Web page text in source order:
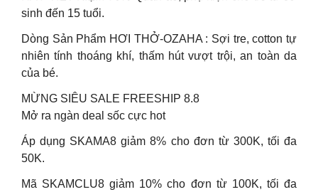
sinh đến 15 tuổi.
Dòng Sản Phẩm HƠI THỞ-OZAHA : Sợi tre, cotton tự
nhiên tính thoáng khí, thấm hút vượt trội, an toàn da
của bé.
MỪNG SIÊU SALE FREESHIP 8.8
Mở ra ngàn deal sốc cực hot
Áp dụng SKAMA8 giảm 8% cho đơn từ 300K, tối đa
50K.
Mã SKAMCLU8 giảm 10% cho đơn từ 100K, tối đa